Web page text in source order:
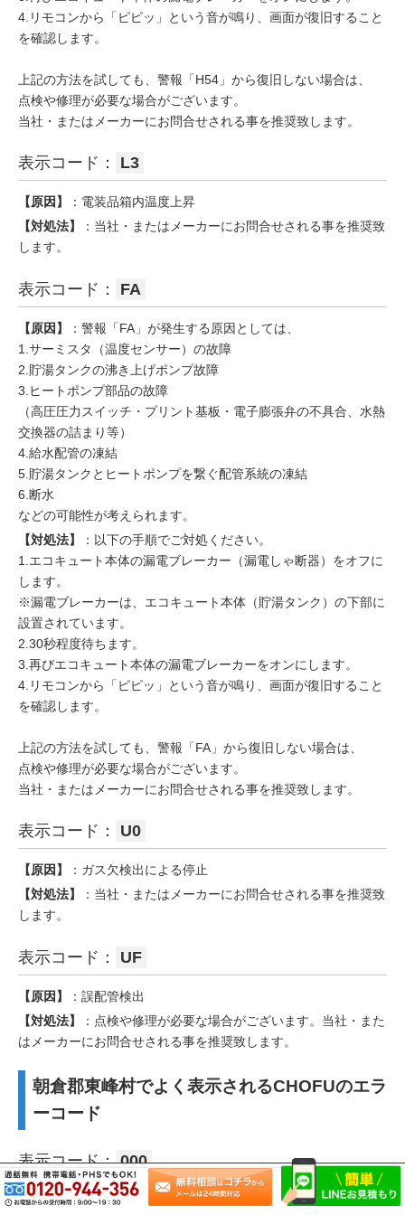
4.リモコンから「ピピッ」という音が鳴り、画面が復旧すること
を確認します。
上記の方法を試しても、警報「H54」から復旧しない場合は、
点検や修理が必要な場合がございます。
当社・またはメーカーにお問合せされる事を推奨致します。
表示コード： L3
【原因】
：電装品箱内温度上昇
【対処法】
：当社・またはメーカーにお問合せされる事を推奨致
します。
表示コード： FA
【原因】
：警報「FA」が発生する原因としては、
1.サーミスタ（温度センサー）の故障
2.貯湯タンクの沸き上げポンプ故障
3.ヒートポンプ部品の故障
（高圧圧力スイッチ・プリント基板・電子膨張弁の不具合、水熱
交換器の詰まり等）
4.給水配管の凍結
5.貯湯タンクとヒートポンプを繋ぐ配管系統の凍結
6.断水
などの可能性が考えられます。
【対処法】
：以下の手順でご対処ください。
1.エコキュート本体の漏電ブレーカー（漏電しゃ断器）をオフに
します。
※漏電ブレーカーは、エコキュート本体（貯湯タンク）の下部に
設置されています。
2.30秒程度待ちます。
3.再びエコキュート本体の漏電ブレーカーをオンにします。
4.リモコンから「ピピッ」という音が鳴り、画面が復旧すること
を確認します。
上記の方法を試しても、警報「FA」から復旧しない場合は、
点検や修理が必要な場合がございます。
当社・またはメーカーにお問合せされる事を推奨致します。
表示コード： U0
【原因】
：ガス欠検出による停止
【対処法】
：当社・またはメーカーにお問合せされる事を推奨致
します。
表示コード： UF
【原因】
：誤配管検出
【対処法】
：点検や修理が必要な場合がございます。当社・また
はメーカーにお問合せされる事を推奨致します。
朝倉郡東峰村でよく表示されるCHOFUのエラ
ーコード
表示コード： 000
【原因】：停電発生。停電復帰時に【警報履歴】としてセットさ